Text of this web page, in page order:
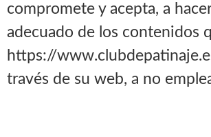
compromete y acepta, a
adecuado de los contenidos
https://
través de su web, a no